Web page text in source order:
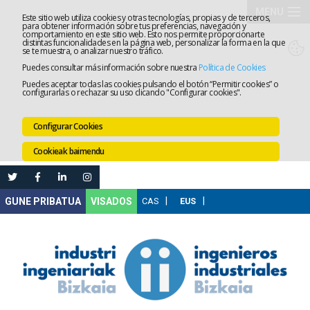
Este sitio web utiliza cookies y otras tecnologías, propias y de terceros,
para obtener información sobre tus preferencias, navegación y
comportamiento en este sitio web. Esto nos permite proporcionarte
distintas funcionalidades en la página web, personalizar la forma en la que
se te muestra, o analizar nuestro tráfico.
Puedes consultar más información sobre nuestra Política de Cookies
Puedes aceptar todas las cookies pulsando el botón “Permitir cookies” o
configurarlas o rechazar su uso clicando "Configurar cookies".
Configurar Cookies
Cookieak baimendu
VISADOS
Elkargoa
Lanaren
Leihatila